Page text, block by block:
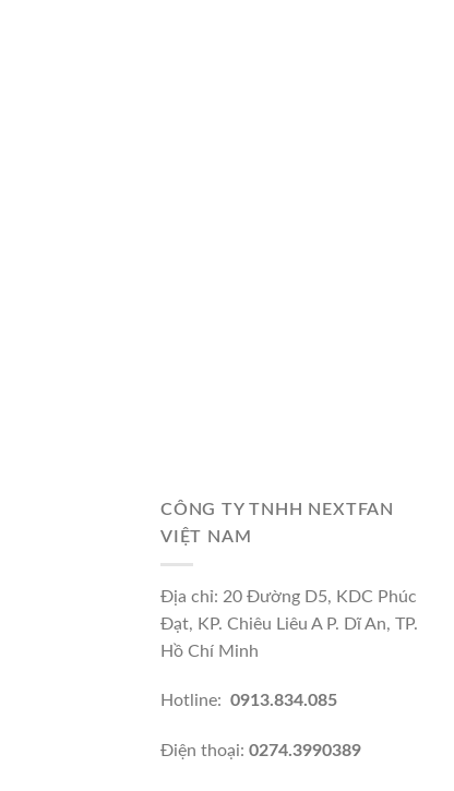
CÔNG TY TNHH NEXTFAN
VIỆT NAM
Địa chỉ: 20 Đường D5, KDC Phúc
Đạt, KP. Chiêu Liêu A P. Dĩ An, TP.
Hồ Chí Minh
Hotline: 0913.834.085
Điện thoại: 0274.3990389